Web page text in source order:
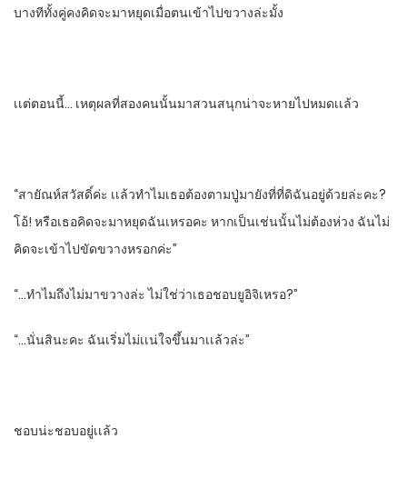
บางทีทั้งคู่คงคิดจะมาหยุดเมื่อตนเข้าไปขวางล่ะมั้ง
เเต่ตอนนี้… เหตุผ​ลที่​สองคนนั้น​มาสวนสนุกน่าจะหายไปหมดเเล้ว
“สายัณห์​สวัสดิ์ค่ะ​ เเล้วทําไมเธอต้องตามปู่มายังที่ที่ดิฉันอยู่ด้วยล่ะคะ?
โอ้! หรือเธอคิดจะมาหยุดฉันเหรอคะ​ หากเป็นเช่นนั้น​ไม่ต้องห่วง​ ฉันไม่
คิดจะเข้าไปขัดขวางหรอกค่ะ”
“…ทําไม​ถึงไม่มาขวางล่ะ​ ไม่ใช่ว่าเธอชอบยูอิจิเหรอ?”
“…นั่นสินะคะ ฉันเริ่มไม่เเน่ใจขึ้นมาเเล้วล่ะ”
ชอบน่ะชอบอยู่เเล้ว